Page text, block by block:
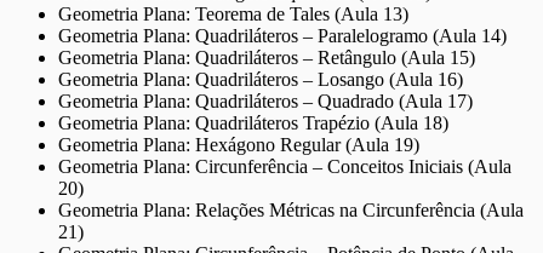
Geometria Plana: Teorema de Tales (Aula 13)
Geometria Plana: Quadriláteros – Paralelogramo (Aula 14)
Geometria Plana: Quadriláteros – Retângulo (Aula 15)
Geometria Plana: Quadriláteros – Losango (Aula 16)
Geometria Plana: Quadriláteros – Quadrado (Aula 17)
Geometria Plana: Quadriláteros Trapézio (Aula 18)
Geometria Plana: Hexágono Regular (Aula 19)
Geometria Plana: Circunferência – Conceitos Iniciais (Aula
20)
Geometria Plana: Relações Métricas na Circunferência (Aula
21)